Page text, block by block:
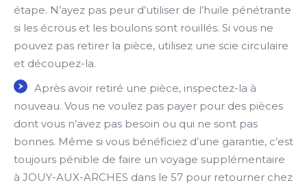
étape. N’ayez pas peur d’utiliser de l’huile pénétrante
si les écrous et les boulons sont rouillés. Si vous ne
pouvez pas retirer la pièce, utilisez une scie circulaire
et découpez-la.
Après avoir retiré une pièce, inspectez-la à
nouveau. Vous ne voulez pas payer pour des pièces
dont vous n’avez pas besoin ou qui ne sont pas
bonnes. Même si vous bénéficiez d’une garantie, c’est
toujours pénible de faire un voyage supplémentaire
à JOUY-AUX-ARCHES dans le 57 pour retourner chez